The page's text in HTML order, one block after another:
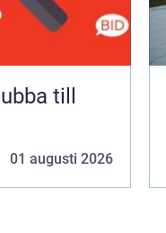
01 augusti 2026